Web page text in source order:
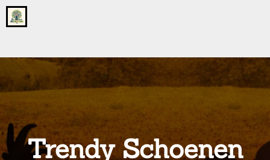
Go
to
page
onsgrotegezin.nl
Trendy Schoenen